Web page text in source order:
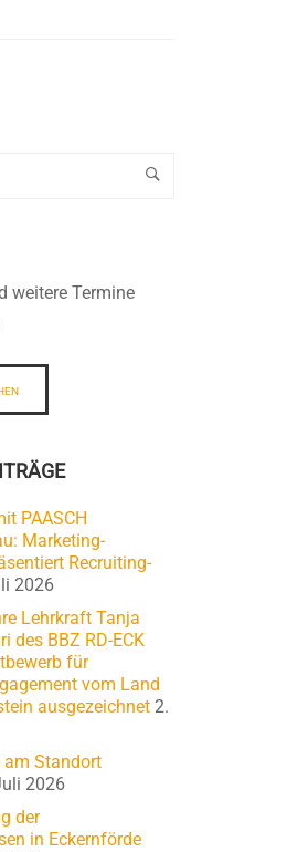
weitere Termine
PAASCH
Marketing-
Recruiting-
2026
Lehrkraft Tanja
des BBZ RD-ECK
für
vom Land
ausgezeichnet 2.
am Standort
2026
der
in Eckernförde